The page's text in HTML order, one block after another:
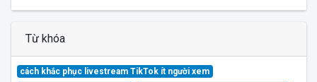
Từ khóa
cách khắc phục livestream TikTok ít người xem